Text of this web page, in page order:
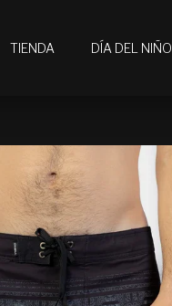
TIENDA DÍA DEL NIÑO